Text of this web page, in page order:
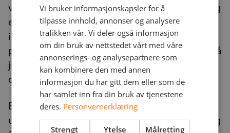
vi må ha en Stor bokstav, et spesialtegn (!) og
et tall (2023) for å få et gyldig passord. Dette
i kombinasjon med at systemer krever ofte
passordbytte, gjør at mennesker kun gjør små
justeringer. Da blir passordene dårligere og
dårligere.
Et godt passord er gjerne en grammatisk
ulogisk setning, som gir (eller ikke) gir mening
Vi bruker informasjonskapsler for å
tilpasse innhold, annonser og analysere
trafikken vår. Vi deler også informasjon
om din bruk av nettstedet vårt med våre
annonserings- og analysepartnere som
kan kombinere den med annen
informasjon du har gitt dem eller som de
har samlet inn fra din bruk av tjenestene
deres. Personvernerklæring
Strengt
Ytelse Målretting